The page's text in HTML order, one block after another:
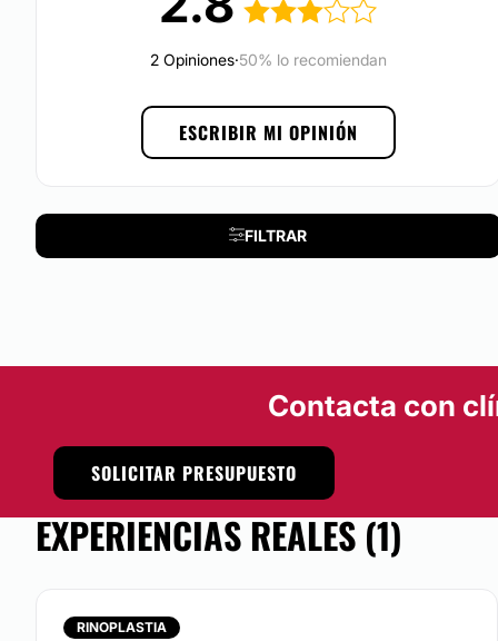
Experiencia:
No
Métodos de pago aceptados:
Tarjeta de Crédito/Débito
Efectivo
2 Opiniones·50% lo recomiendan
ESCRIBIR MI OPINIÓN
FILTRAR
Contacta con
SOLICITAR PRESUPUESTO
EXPERIENCIAS REALES (1)
RINOPLASTIA